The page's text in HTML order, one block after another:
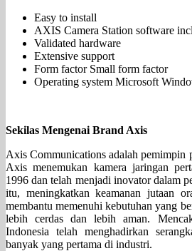
Easy to install
AXIS Camera Station software
Validated hardware
Extensive support
Form factor Small form factor
Operating system Microsoft
Sekilas Mengenai Brand Axis
Axis Communications adalah pemimpin
Axis menemukan kamera jaringan
1996 dan telah menjadi inovator dalam
itu, meningkatkan keamanan jutaan
membantu memenuhi kebutuhan yang
lebih cerdas dan lebih aman.
Indonesia telah menghadirkan
banyak yang pertama di industri.